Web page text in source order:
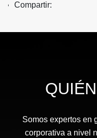
Compartir:
Somos expertos en
corporativa a nivel